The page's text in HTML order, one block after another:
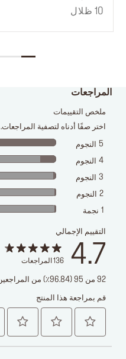
10 ظلال
المراجعات
ملخص التقييمات
اختر صفًا أدناه لتصفية المراجعات.
5 النجوم
4 النجوم
3 النجوم
2 النجوم
1 نجمة
التقييم الإجمالي
4.7
136 المراجعات
92 من 95 (96.84٪) من المراجعين ينصحون بهذا المنتج
قم بمراجعة هذا المنتج